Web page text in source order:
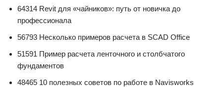
64314 Revit для «чайников»: путь от новичка до
профессионала
56793 Несколько примеров расчета в SCAD Office
51591 Пример расчета ленточного и столбчатого
фундаментов
48465 10 полезных советов по работе в Navisworks